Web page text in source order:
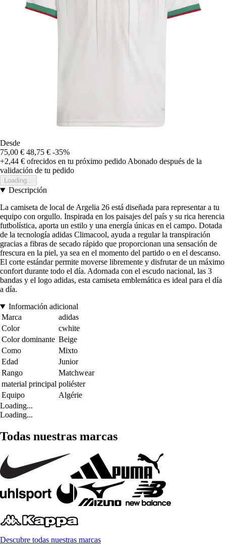
Desde
75,00 € 48,75 € -35%
+2,44 € ofrecidos en tu próximo pedido Abonado después de la
validación de tu pedido
Loading...
Descripción
La camiseta de local de Argelia 26 está diseñada para representar a tu
equipo con orgullo. Inspirada en los paisajes del país y su rica herencia
futbolística, aporta un estilo y una energía únicas en el campo. Dotada
de la tecnología adidas Climacool, ayuda a regular la transpiración
gracias a fibras de secado rápido que proporcionan una sensación de
frescura en la piel, ya sea en el momento del partido o en el descanso.
El corte estándar permite moverse libremente y disfrutar de un máximo
confort durante todo el día. Adornada con el escudo nacional, las 3
bandas y el logo adidas, esta camiseta emblemática es ideal para el día
a día.
Información adicional
Marca
adidas
Color
cwhite
Color dominante Beige
Como
Mixto
Edad
Junior
Rango
Matchwear
material principal poliéster
Equipo
Algérie
Loading...
Loading...
Todas nuestras marcas
Descubre todas nuestras marcas